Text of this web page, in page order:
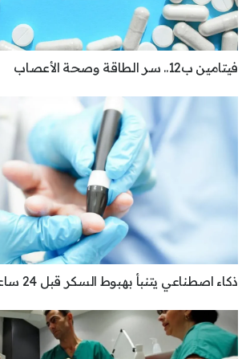
فيتامين ب12.. سر الطاقة وصحة الأعصاب
ذكاء اصطناعي يتنبأ بهبوط السكر قبل 24 ساعة